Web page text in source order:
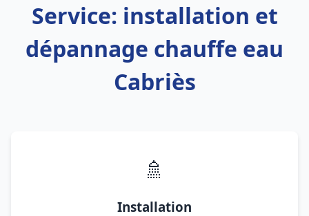
Service: installation et
dépannage chauffe eau
Cabriès
🚿
Installation